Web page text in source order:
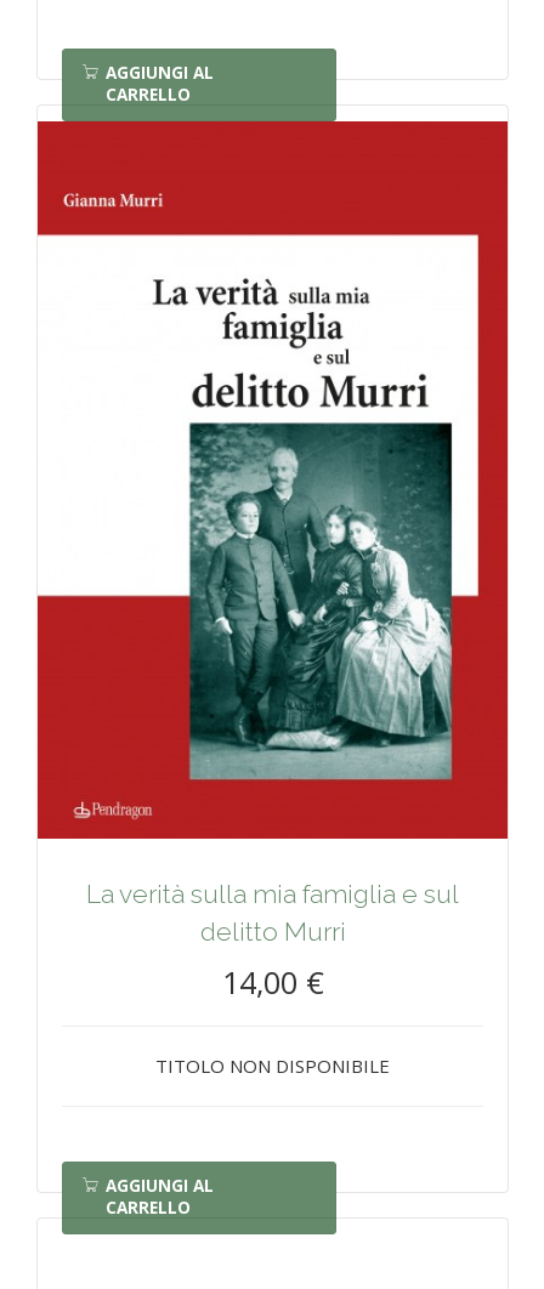
AGGIUNGI AL
CARRELLO
La verità sulla mia famiglia e sul
delitto Murri
14,00 €
TITOLO NON DISPONIBILE
AGGIUNGI AL
CARRELLO